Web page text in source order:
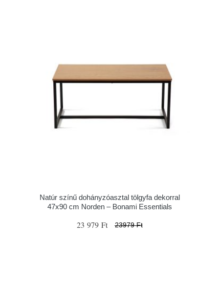
Natúr színű dohányzóasztal tölgyfa dekorral
47x90 cm Norden – Bonami Essentials
23 979 Ft 23979 Ft